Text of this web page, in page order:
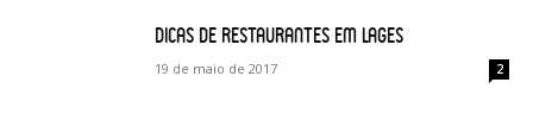
Dicas de restaurantes em Lages
19 de maio de 2017 2